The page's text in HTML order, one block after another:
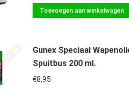
Toevoegen aan winkelwagen
Gunex Speciaal
Spuitbus 200 ml.
€8,95